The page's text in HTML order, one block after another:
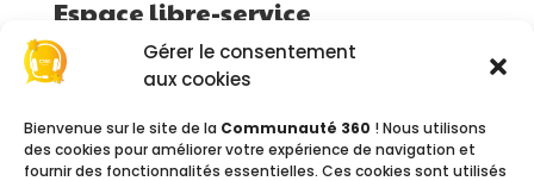
Gérer le consentement
aux cookies
Bienvenue sur le site de la Communauté 360 ! Nous utilisons
des cookies pour améliorer votre expérience de navigation et
fournir des fonctionnalités essentielles. Ces cookies sont utilisés
Espace libre-service
Accessible du lundi au jeudi : 8h00 - 12h00 /
13h00 - 15h00
Le vendredi : 8h00 - 12h00
Accès aux bornes multiservices, ordinateurs